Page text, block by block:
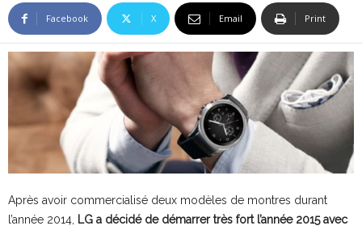
Facebook X Email Print
Après avoir commercialisé deux modèles de montres durant
l’année 2014, LG a décidé de démarrer très fort l’année 2015 avec